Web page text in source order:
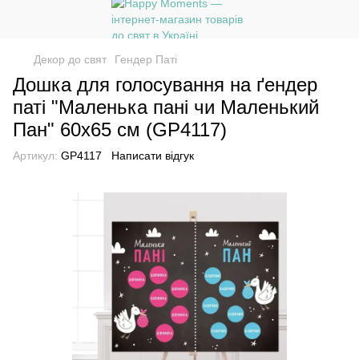
Декор до свят Гендер Паті
Дошка для голосування на ґендер
паті "Маленька пані чи Маленький
Пан" 60х65 см (GP4117)
Артикул: GP4117 Написати відгук